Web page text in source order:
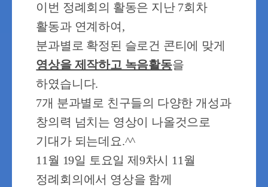
이번 정례회의 활동은 지난 7회차
활동과 연계하여,
분과별로 확정된 슬로건 콘티에 맞게
영상을 제작하고 녹음활동을
하였습니다.
7개 분과별로 친구들의 다양한 개성과
창의력 넘치는 영상이 나올것으로
기대가 되는데요.^^
11월 19일 토요일 제9차시 11월
정례회의에서 영상을 함께